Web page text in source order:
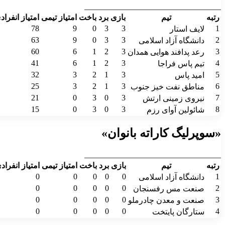
رتبه
تیم بازی برد باخت امتیاز تیمی امتیاز
1
لایف استار 3
3
0
9
78
2
دانشگاه آزاد اسلامی 3
3
0
9
63
3
رعد پدافند هوایی همدان 3
2
1
6
60
4
تیم پاس فراجا 3
2
1
6
41
5
امید پاس 3
1
2
3
32
6
مناطق نفت خیز جنوب 3
1
2
3
25
7
نیروی زمینی ارتش 3
0
3
0
21
8
شائولین آوای رزم 3
0
3
0
15
«سوپرلیگ کاراته بانوان»
رتبه
تیم بازی برد باخت امتیاز تیمی امتیاز
1
دانشگاه آزاد اسلامی 0
0
0
0
0
2
صنعت مس رفسنجان 0
0
0
0
0
3
صنعت و معدن چادرملو 0
0
0
0
0
4
ستارگان پایتخت 0
0
0
0
0